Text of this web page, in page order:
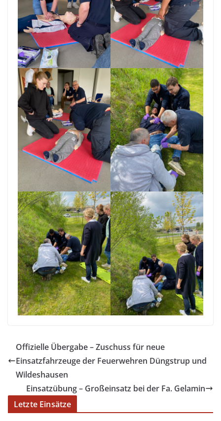
Offizielle Übergabe – Zuschuss für neue
Einsatzfahrzeuge der Feuerwehren Düngstrup und
Wildeshausen
Einsatzübung – Großeinsatz bei der Fa. Gelamin
Letzte Einsätze